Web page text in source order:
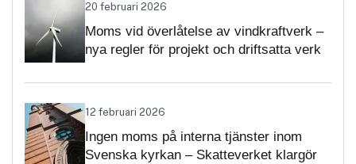
20 februari 2026
Moms vid överlåtelse av vindkraftverk –
nya regler för projekt och driftsatta verk
12 februari 2026
Ingen moms på interna tjänster inom
Svenska kyrkan – Skatteverket klargör